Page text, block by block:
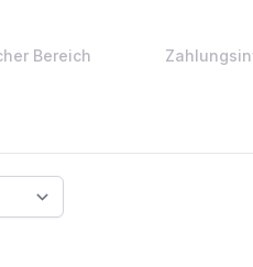
Bereich